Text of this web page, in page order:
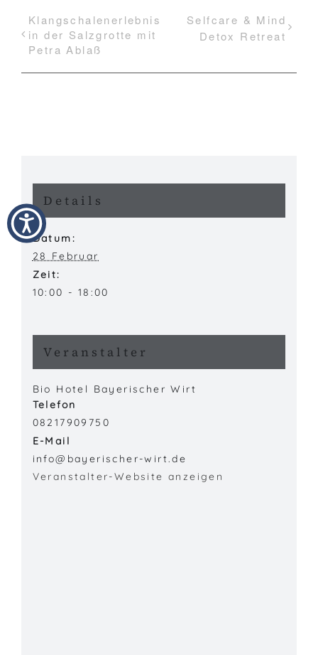
Klangschalenerlebnis
in der Salzgrotte mit
Petra Ablaß
Selfcare & Mind
Detox Retreat
Details
Datum:
28 Februar
Zeit:
10:00 - 18:00
Veranstalter
Bio Hotel Bayerischer Wirt
Telefon
08217909750
E-Mail
info@bayerischer-wirt.de
Veranstalter-Website anzeigen